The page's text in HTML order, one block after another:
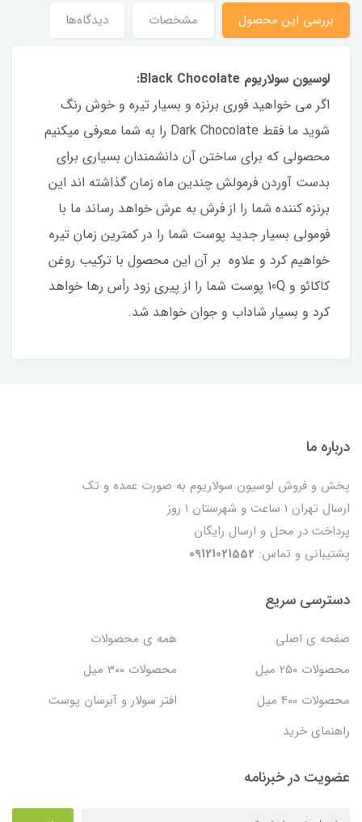
بررسی این محصول مشخصات دیدگاه‌ها
لوسیون سولاریوم Black Chocolate:
اگر مى خواهيد فورى برنزه و بسيار تيره و خوش رنگ
شويد ما فقط Dark Chocolate را به شما معرفى ميكنيم
محصولى كه براى ساختن آن دانشمندان بسيارى براى
بدست آوردن فرمولش چندين ماه زمان گذاشته اند اين
برنزه كننده شما را از فرش به عرش خواهد رساند ما با
فومولى بسيار جديد پوست شما را در كمترين زمان تيره
خواهيم كرد و علاوه بر آن اين محصول با تركيب روغن
كاكائو و 10Q پوست شما را از پيرى زود رأس رها خواهد
كرد و بسيار شاداب و جوان خواهد شد.
درباره ما
پخش و فروش لوسیون سولاریوم به صورت عمده و تک
ارسال تهران 1 ساعت و شهرستان 1 روز
پرداخت در محل و ارسال رایگان
پشتیبانی و تماس: 09121021552
دسترسی سریع
صفحه ی اصلی
همه ی محصولات
محصولات 250 میل
محصولات 300 میل
محصولات 400 میل
افتر سولار و آبرسان پوست
راهنمای خرید
عضویت در خبرنامه